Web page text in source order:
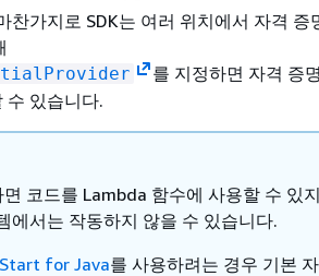
찬가지로 SDK는 여러 위치에서 자격 증
를 지정하면 자격 증
수 있습니다.
코드를 Lambda 함수에 사용할 수 있
에서는 작동하지 않을 수 있습니다.
for Java를 사용하려는 경우 기본